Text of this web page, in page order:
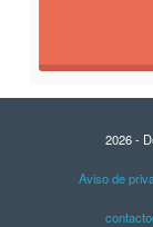
2026 -
Aviso de